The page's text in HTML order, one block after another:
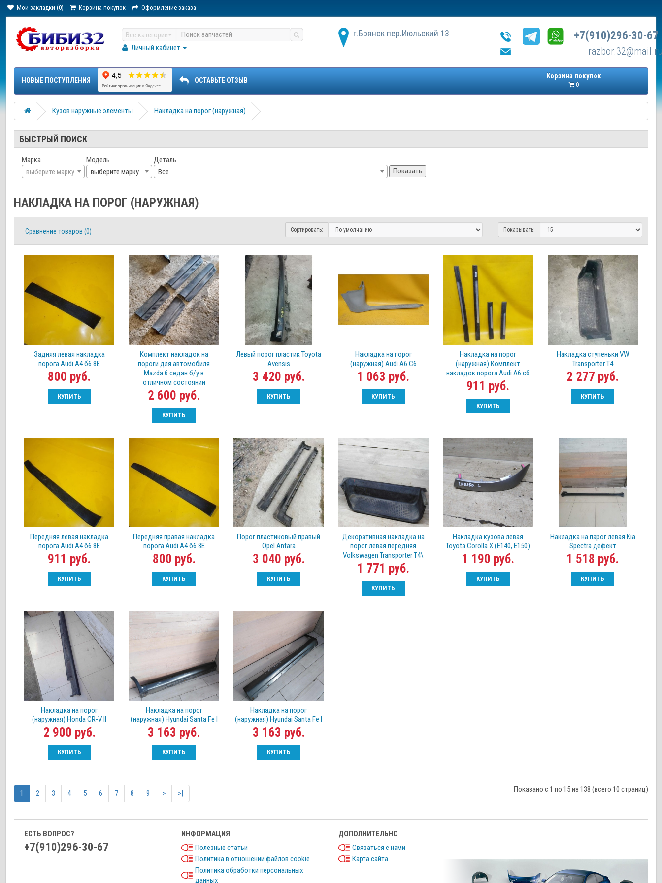
Мои закладки (0) Корзина покупок Оформление заказа
Все категории
Личный кабинет
г.Брянск пер.Июльский 13 +7(910)296-30-67
Корзина покупок
0
НОВЫЕ ПОСТУПЛЕНИЯ ОСТАВЬТЕ ОТЗЫВ
Кузов наружные элементы Накладка на порог (наружная)
БЫСТРЫЙ ПОИСК
Марка
выберите марку
Модель
выберите марку
Деталь
Все
Показать
НАКЛАДКА НА ПОРОГ (НАРУЖНАЯ)
Сравнение товаров (0) Сортировать: Показывать:
Задняя левая накладка
порога Audi А4 б6 8Е
800 руб.
КУПИТЬ
Комплект накладок на
пороги для автомобиля
Mazda 6 седан б/у в
отличном состоянии
2 600 руб.
КУПИТЬ
Левый порог пластик Toyota
Avensis
3 420 руб.
КУПИТЬ
Накладка на порог
(наружная) Audi A6 С6
1 063 руб.
КУПИТЬ
Накладка на порог
(наружная) Комплект
накладок порога Audi A6 с6
911 руб.
КУПИТЬ
Накладка ступеньки VW
Transporter T4
2 277 руб.
КУПИТЬ
Передняя левая накладка
порога Audi А4 б6 8Е
911 руб.
КУПИТЬ
Передняя правая накладка
порога Audi А4 б6 8Е
800 руб.
КУПИТЬ
Порог пластиковый правый
Opel Antara
3 040 руб.
КУПИТЬ
Декоративная накладка на
порог левая передняя
Volkswagen Transporter T4\
1 771 руб.
КУПИТЬ
Накладка кузова левая
Toyota Corolla X (E140, E150)
1 190 руб.
КУПИТЬ
Накладка на парог левая Kia
Spectra дефект
1 518 руб.
КУПИТЬ
Накладка на порог
(наружная) Honda CR-V II
2 900 руб.
КУПИТЬ
Накладка на порог
(наружная) Hyundai Santa Fe I
3 163 руб.
КУПИТЬ
Накладка на порог
(наружная) Hyundai Santa Fe I
3 163 руб.
КУПИТЬ
1 2 3 4 5 6 7 8 9 > >| Показано с 1 по 15 из 138 (всего 10 страниц)
ЕСТЬ ВОПРОС?
+7(910)296-30-67
ИНФОРМАЦИЯ
Полезные статьи
Политика в отношении файлов cookie
Политика обработки персональных
данных
ДОПОЛНИТЕЛЬНО
Связаться с нами
Карта сайта